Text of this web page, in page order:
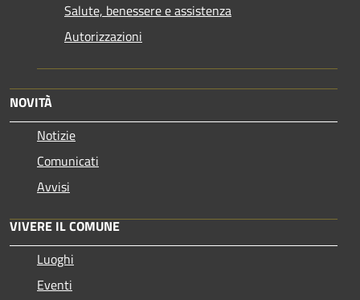
Salute, benessere e assistenza
Autorizzazioni
NOVITÀ
Notizie
Comunicati
Avvisi
VIVERE IL COMUNE
Luoghi
Eventi